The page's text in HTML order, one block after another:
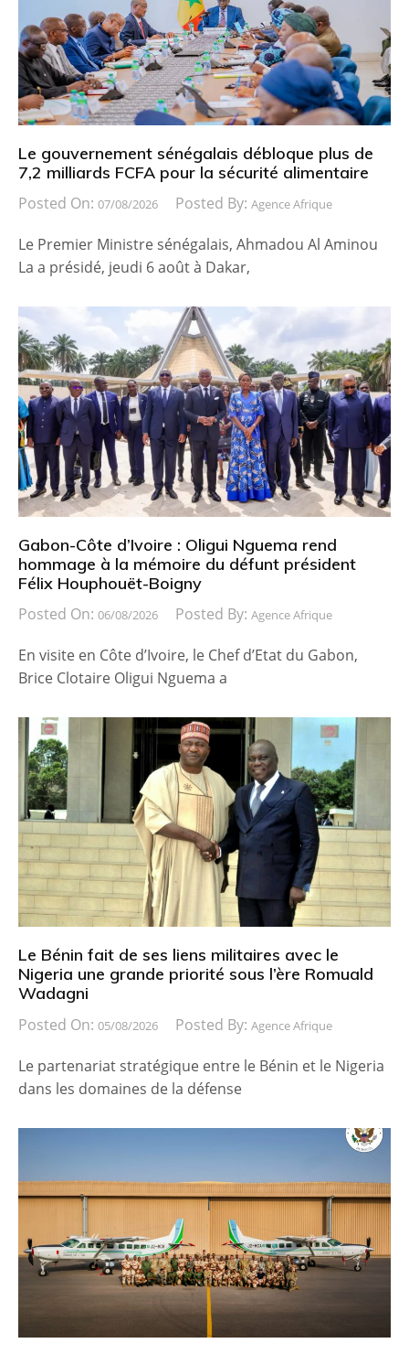
Le gouvernement sénégalais débloque plus de
7,2 milliards FCFA pour la sécurité alimentaire
Posted On: 07/08/2026 Posted By: Agence Afrique
Le Premier Ministre sénégalais, Ahmadou Al Aminou
La a présidé, jeudi 6 août à Dakar,
Gabon-Côte d’Ivoire : Oligui Nguema rend
hommage à la mémoire du défunt président
Félix Houphouët-Boigny
Posted On: 06/08/2026 Posted By: Agence Afrique
En visite en Côte d’Ivoire, le Chef d’Etat du Gabon,
Brice Clotaire Oligui Nguema a
Le Bénin fait de ses liens militaires avec le
Nigeria une grande priorité sous l’ère Romuald
Wadagni
Posted On: 05/08/2026 Posted By: Agence Afrique
Le partenariat stratégique entre le Bénin et le Nigeria
dans les domaines de la défense